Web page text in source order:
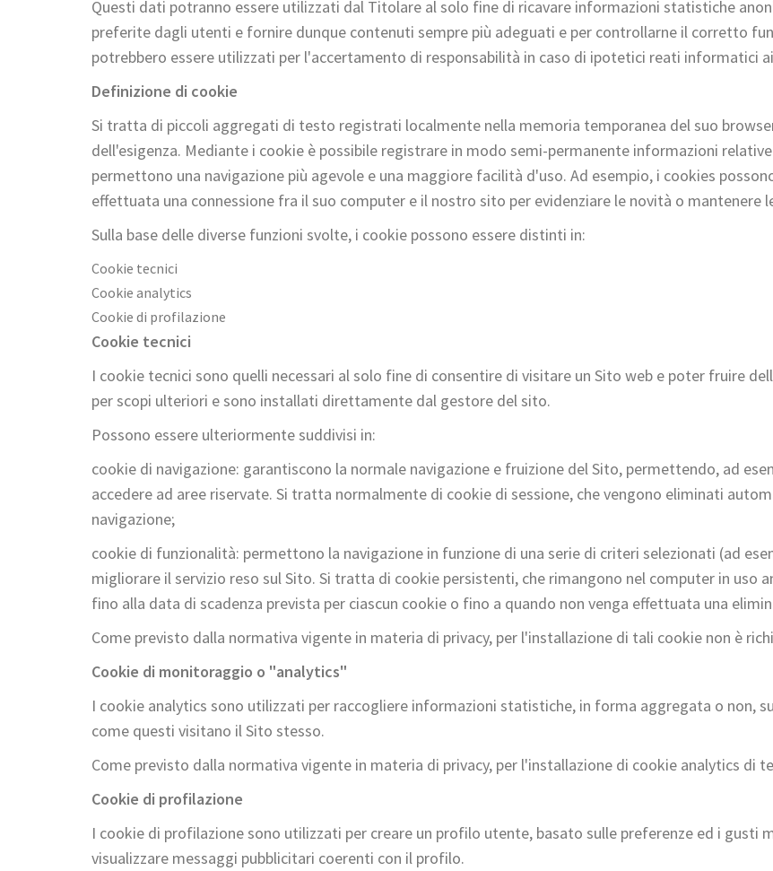
Questi dati potranno essere utilizzati dal Titolare al solo fine di ricavare informazioni statistiche
preferite dagli utenti e fornire dunque contenuti sempre più adeguati e per controllarne il corretto
potrebbero essere utilizzati per l'accertamento di responsabilità in caso di ipotetici reati informatici
Definizione di cookie
Si tratta di piccoli aggregati di testo registrati localmente nella memoria temporanea del suo
dell'esigenza. Mediante i cookie è possibile registrare in modo semi-permanente informazioni
permettono una navigazione più agevole e una maggiore facilità d'uso. Ad esempio, i cookies
effettuata una connessione fra il suo computer e il nostro sito per evidenziare le novità o mantenere
Sulla base delle diverse funzioni svolte, i cookie possono essere distinti in:
Cookie tecnici
Cookie analytics
Cookie di profilazione
Cookie tecnici
I cookie tecnici sono quelli necessari al solo fine di consentire di visitare un Sito web e poter fruire
per scopi ulteriori e sono installati direttamente dal gestore del sito.
Possono essere ulteriormente suddivisi in:
cookie di navigazione: garantiscono la normale navigazione e fruizione del Sito, permettendo, ad
accedere ad aree riservate. Si tratta normalmente di cookie di sessione, che vengono eliminati
navigazione;
cookie di funzionalità: permettono la navigazione in funzione di una serie di criteri selezionati (ad
migliorare il servizio reso sul Sito. Si tratta di cookie persistenti, che rimangono nel computer in uso
fino alla data di scadenza prevista per ciascun cookie o fino a quando non venga effettuata una
Come previsto dalla normativa vigente in materia di privacy, per l'installazione di tali cookie non è
Cookie di monitoraggio o "analytics"
I cookie analytics sono utilizzati per raccogliere informazioni statistiche, in forma aggregata o non,
come questi visitano il Sito stesso.
Come previsto dalla normativa vigente in materia di privacy, per l'installazione di cookie analytics di
Cookie di profilazione
I cookie di profilazione sono utilizzati per creare un profilo utente, basato sulle preferenze ed i gusti
visualizzare messaggi pubblicitari coerenti con il profilo.